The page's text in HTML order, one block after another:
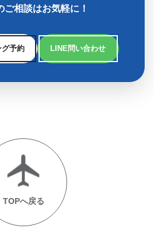
ご相談はお気軽に！
予約 LINE問い合わせ
TOPへ戻る